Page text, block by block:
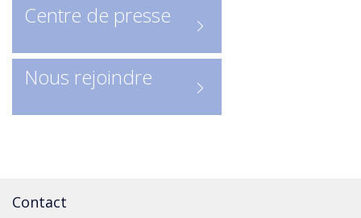
profession.
Centre de presse
Nous rejoindre
Contact